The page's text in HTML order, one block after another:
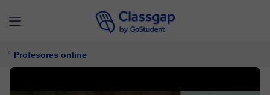
Profesores online